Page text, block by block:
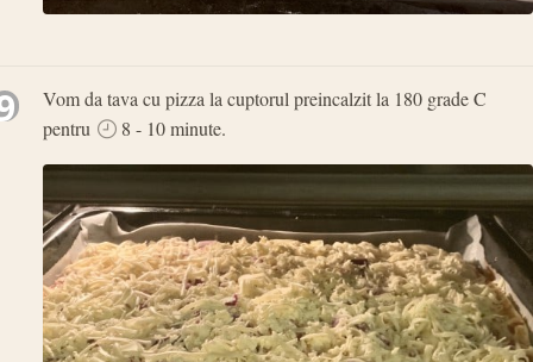
Vom da tava cu pizza la cuptorul preincalzit la 180 grade C
pentru
8 - 10 minute.